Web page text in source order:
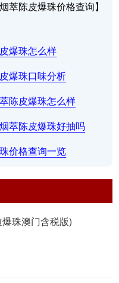
萃陈皮爆珠价格查询】
爆珠怎么样
爆珠口味分析
陈皮爆珠怎么样
萃陈皮爆珠好抽吗
价格查询一览
珠澳门含税版)